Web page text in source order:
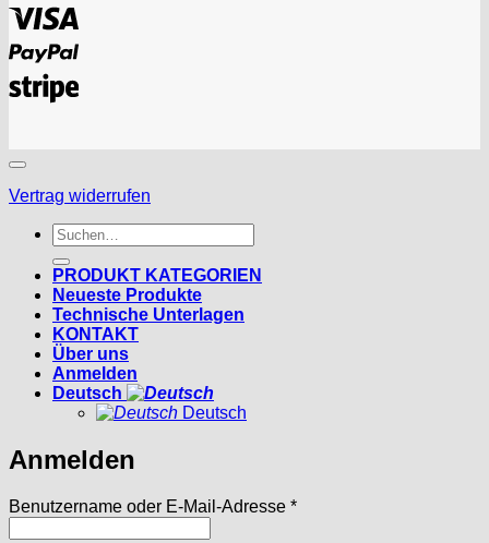
PayPal
Stripe
Vertrag widerrufen
Suchen
nach:
PRODUKT KATEGORIEN
Neueste Produkte
Technische Unterlagen
KONTAKT
Über uns
Anmelden
Deutsch
Deutsch
Anmelden
Benutzername oder E-Mail-Adresse *Erforderlich